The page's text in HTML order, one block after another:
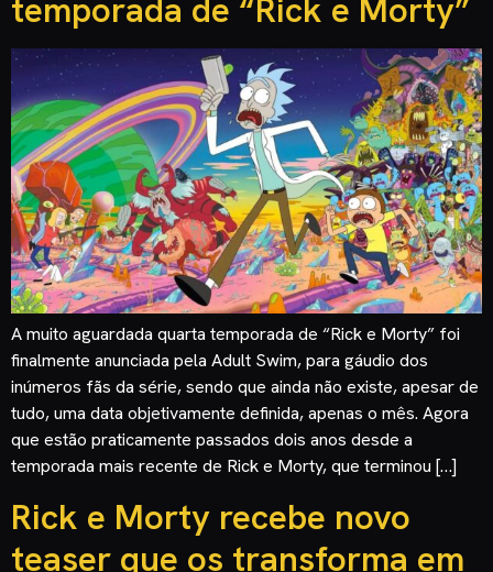
temporada de “Rick e Morty”
A muito aguardada quarta temporada de “Rick e Morty” foi
finalmente anunciada pela Adult Swim, para gáudio dos
inúmeros fãs da série, sendo que ainda não existe, apesar de
tudo, uma data objetivamente definida, apenas o mês. Agora
que estão praticamente passados dois anos desde a
temporada mais recente de Rick e Morty, que terminou […]
Rick e Morty recebe novo
teaser que os transforma em